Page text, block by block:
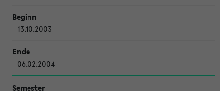
13.10.2003
06.02.2004